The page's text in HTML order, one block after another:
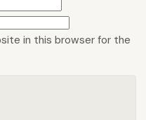
in this browser for the